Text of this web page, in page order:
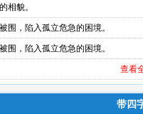
相貌。
围，陷入孤立危急的困境。
围，陷入孤立危急的困境。
查看
带四